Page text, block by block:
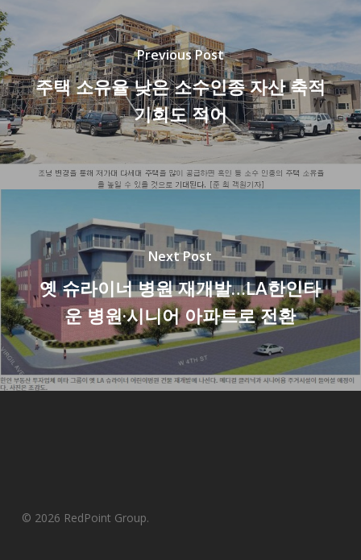
Previous Post
주택 소유율 낮은 소수인종 자산 축적
기회도 적어
Next Post
옛 슈라이너 병원 재개발…LA한인타
운 병원·시니어 아파트로 전환
© 2026 RedPoint Group.